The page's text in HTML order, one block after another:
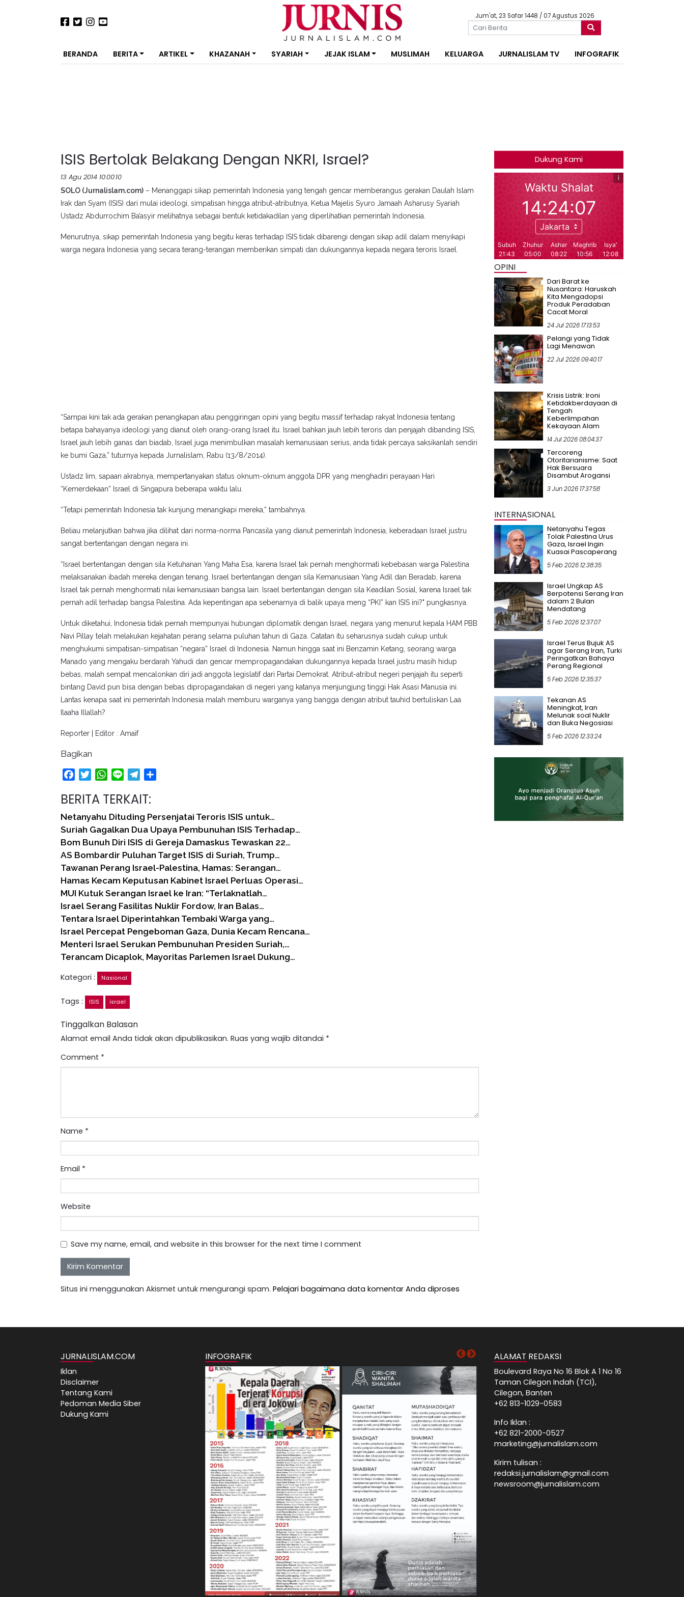
Jum'at, 23 Safar 1448 / 07 Agustus 2026
BERANDA BERITA ARTIKEL KHAZANAH SYARIAH JEJAK ISLAM MUSLIMAH KELUARGA JURNALISLAM TV INFOGRAFIK
ISIS Bertolak Belakang Dengan NKRI, Israel?
13 Agu 2014 10:00:10
SOLO (Jurnalislam.com) – Menanggapi sikap pemerintah Indonesia yang tengah gencar memberangus gerakan Daulah Islam
Irak dan Syam (ISIS) dari mulai ideologi, simpatisan hingga atribut-atributnya, Ketua Majelis Syuro Jamaah Asharusy Syariah
Ustadz Abdurrochim Ba’asyir melihatnya sebagai bentuk ketidakadilan yang diperlihatkan pemerintah Indonesia.
Menurutnya, sikap pemerintah Indonesia yang begitu keras terhadap ISIS tidak dibarengi dengan sikap adil dalam menyikapi
warga negara Indonesia yang secara terang-terangan memberikan simpati dan dukungannya kepada negara teroris Israel.
“Sampai kini tak ada gerakan penangkapan atau penggiringan opini yang begitu massif terhadap rakyat Indonesia tentang
betapa bahayanya ideologi yang dianut oleh orang-orang Israel itu. Israel bahkan jauh lebih teroris dan penjajah dibanding ISIS,
Israel jauh lebih ganas dan biadab, Israel juga menimbulkan masalah kemanusiaan serius, anda tidak percaya saksikanlah sendiri
ke bumi Gaza,” tuturnya kepada Jurnalislam, Rabu (13/8/2014).
Ustadz Iim, sapaan akrabnya, mempertanyakan status oknum-oknum anggota DPR yang menghadiri perayaan Hari
“Kemerdekaan” Israel di Singapura beberapa waktu lalu.
“Tetapi pemerintah Indonesia tak kunjung menangkapi mereka,” tambahnya.
Beliau melanjutkan bahwa jika dilihat dari norma-norma Pancasila yang dianut pemerintah Indonesia, keberadaan Israel justru
sangat bertentangan dengan negara ini.
“Israel bertentangan dengan sila Ketuhanan Yang Maha Esa, karena Israel tak pernah menghormati kebebasan warga Palestina
melaksanakan ibadah mereka dengan tenang. Israel bertentangan dengan sila Kemanusiaan Yang Adil dan Beradab, karena
Israel tak pernah menghormati nilai kemanusiaan bangsa lain. Israel bertentangan dengan sila Keadilan Sosial, karena Israel tak
pernah adil terhadap bangsa Palestina. Ada kepentingan apa sebenarnya di balik upaya meng “PKI” kan ISIS ini?" pungkasnya.
Untuk diketahui, Indonesia tidak pernah mempunyai hubungan diplomatik dengan Israel, negara yang menurut kepala HAM PBB
Navi Pillay telah melakukan kejahatan perang selama puluhan tahun di Gaza. Catatan itu seharusnya sudah cukup untuk
menghukumi simpatisan-simpatisan “negara” Israel di Indonesia. Namun hingga saat ini Benzamin Ketang, seorang warga
Manado yang mengaku berdarah Yahudi dan gencar mempropagandakan dukungannya kepada Israel justru masih hidup
bebas, malah sempat mencalonkan diri jadi anggota legislatif dari Partai Demokrat. Atribut-atribut negeri penjajah itu seperti
bintang David pun bisa dengan bebas dipropagandakan di negeri yang katanya menjungjung tinggi Hak Asasi Manusia ini.
Lantas kenapa saat ini pemerintah Indonesia malah memburu warganya yang bangga dengan atribut tauhid bertuliskan Laa
Ilaaha Illallah?
Reporter | Editor : Amaif
Bagikan
FacebookTwitterWhatsApp
Line Telegram
BERITA TERKAIT:
Netanyahu Dituding Persenjatai Teroris ISIS untuk…
Suriah Gagalkan Dua Upaya Pembunuhan ISIS Terhadap…
Bom Bunuh Diri ISIS di Gereja Damaskus Tewaskan 22…
AS Bombardir Puluhan Target ISIS di Suriah, Trump…
Tawanan Perang Israel-Palestina, Hamas: Serangan…
Hamas Kecam Keputusan Kabinet Israel Perluas Operasi…
MUI Kutuk Serangan Israel ke Iran: “Terlaknatlah…
Israel Serang Fasilitas Nuklir Fordow, Iran Balas…
Tentara Israel Diperintahkan Tembaki Warga yang…
Israel Percepat Pengeboman Gaza, Dunia Kecam Rencana…
Menteri Israel Serukan Pembunuhan Presiden Suriah,…
Terancam Dicaplok, Mayoritas Parlemen Israel Dukung…
Kategori :
Nasional
Tags : ISIS israel
Tinggalkan Balasan
Alamat email Anda tidak akan dipublikasikan. Ruas yang wajib ditandai *
Comment *
Name *
Email *
Website
Save my name, email, and website in this browser for the next time I comment
Situs ini menggunakan Akismet untuk mengurangi spam. Pelajari bagaimana data komentar Anda diproses
Dukung Kami
OPINI
Dari Barat ke
Nusantara: Haruskah
Kita Mengadopsi
Produk Peradaban
Cacat Moral
24 Jul 2026 17:13:53
Pelangi yang Tidak
Lagi Menawan
22 Jul 2026 09:40:17
Krisis Listrik: Ironi
Ketidakberdayaan di
Tengah
Keberlimpahan
Kekayaan Alam
14 Jul 2026 08:04:37
Tercoreng
Otoritarianisme: Saat
Hak Bersuara
Disambut Arogansi
3 Jun 2026 17:37:58
INTERNASIONAL
Netanyahu Tegas
Tolak Palestina Urus
Gaza, Israel Ingin
Kuasai Pascaperang
5 Feb 2026 12:38:35
Israel Ungkap AS
Berpotensi Serang Iran
dalam 2 Bulan
Mendatang
5 Feb 2026 12:37:07
Israel Terus Bujuk AS
agar Serang Iran, Turki
Peringatkan Bahaya
Perang Regional
5 Feb 2026 12:35:37
Tekanan AS
Meningkat, Iran
Melunak soal Nuklir
dan Buka Negosiasi
5 Feb 2026 12:33:24
JURNALISLAM.COM
Iklan
Disclaimer
Tentang Kami
Pedoman Media Siber
Dukung Kami
INFOGRAFIK ALAMAT REDAKSI
Boulevard Raya No 16 Blok A 1 No 16
Taman Cilegon Indah (TCI),
Cilegon, Banten
+62 813-1029-0583
Info Iklan :
+62 821-2000-0527
marketing@jurnalislam.com
Kirim tulisan :
redaksi.jurnalislam@gmail.com
newsroom@jurnalislam.com